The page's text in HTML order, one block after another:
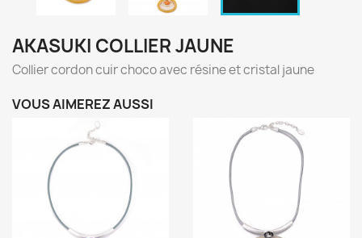
AKASUKI COLLIER JAUNE
Collier cordon cuir choco avec résine et cristal jaune
VOUS AIMEREZ AUSSI